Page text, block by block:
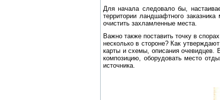
Для начала следовало бы,
территории ландшафтного
очистить захламленные места.
Важно также поставить точку в
несколько в стороне? Как
карты и схемы, описания очевидцев.
композицию, оборудовать место
источника.